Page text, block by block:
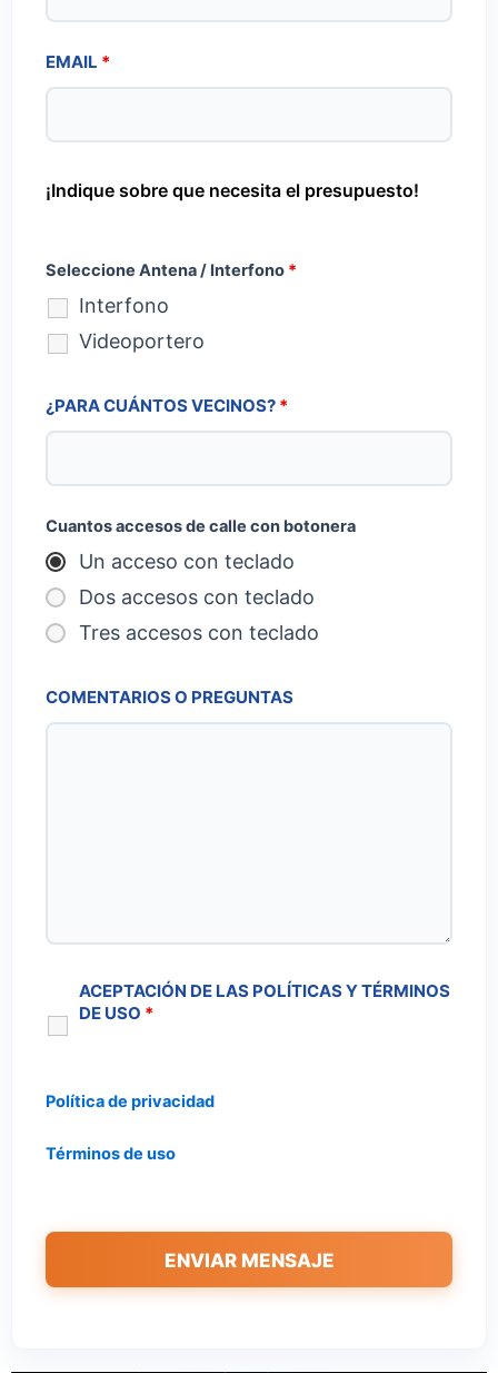
EMAIL *
¡Indique sobre que necesita el presupuesto!
Seleccione Antena / Interfono *
Interfono
Videoportero
¿PARA CUÁNTOS VECINOS? *
Cuantos accesos de calle con botonera
Un acceso con teclado
Dos accesos con teclado
Tres accesos con teclado
COMENTARIOS O PREGUNTAS
ACEPTACIÓN DE LAS POLÍTICAS Y TÉRMINOS
DE USO *
Política de privacidad
Términos de uso